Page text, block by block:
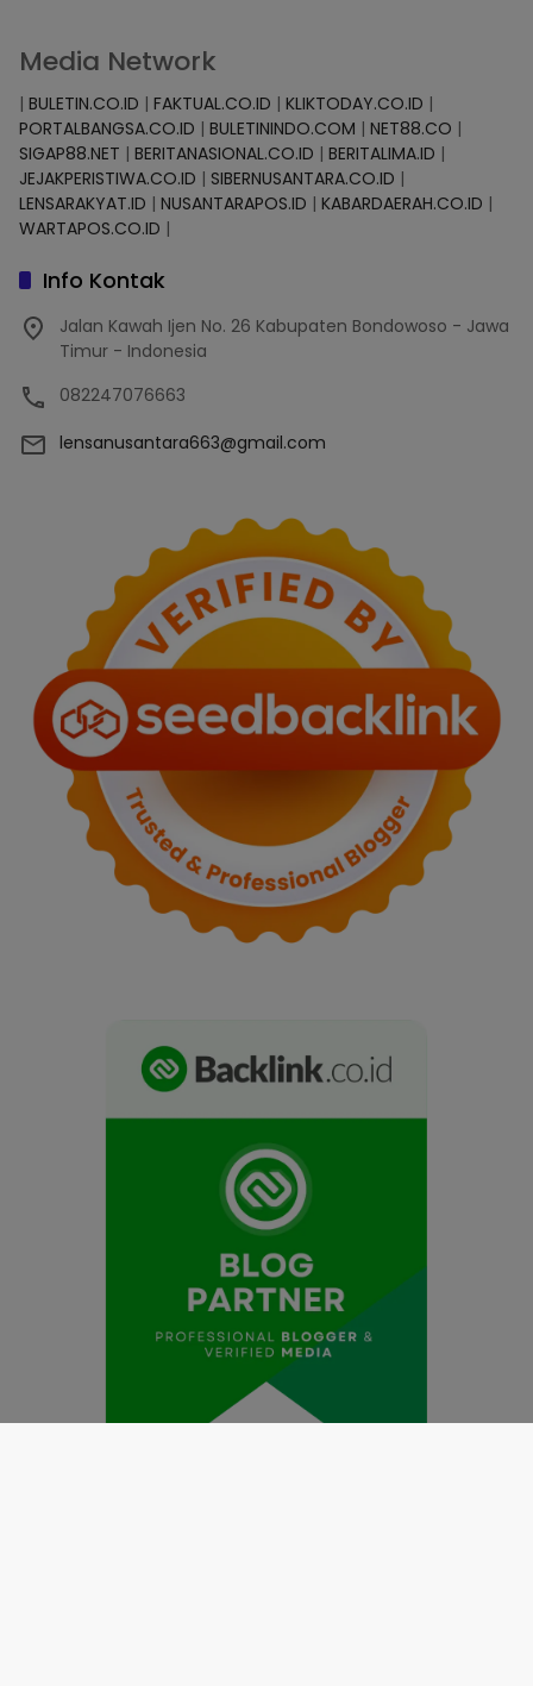
Media Network
| BULETIN.CO.ID | FAKTUAL.CO.ID | KLIKTODAY.CO.ID |
PORTALBANGSA.CO.ID | BULETININDO.COM | NET88.CO |
SIGAP88.NET | BERITANASIONAL.CO.ID | BERITALIMA.ID |
JEJAKPERISTIWA.CO.ID | SIBERNUSANTARA.CO.ID |
LENSARAKYAT.ID | NUSANTARAPOS.ID | KABARDAERAH.CO.ID |
WARTAPOS.CO.ID |
Info Kontak
Jalan Kawah Ijen No. 26 Kabupaten Bondowoso - Jawa
Timur - Indonesia
082247076663
lensanusantara663@gmail.com